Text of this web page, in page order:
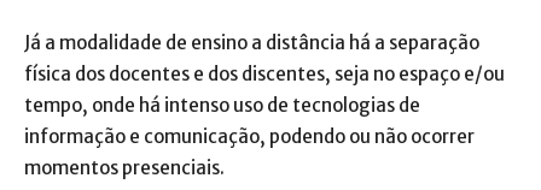
Já a modalidade de ensino a distância há a separação
física dos docentes e dos discentes, seja no espaço e/ou
tempo, onde há intenso uso de tecnologias de
informação e comunicação, podendo ou não ocorrer
momentos presenciais.